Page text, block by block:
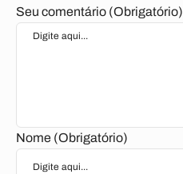
Seu comentário (Obrigatório)
Nome (Obrigatório)